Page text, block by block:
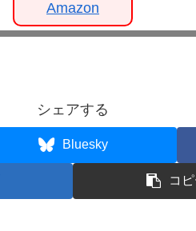
Amazon
シェアする
Bluesky
コ